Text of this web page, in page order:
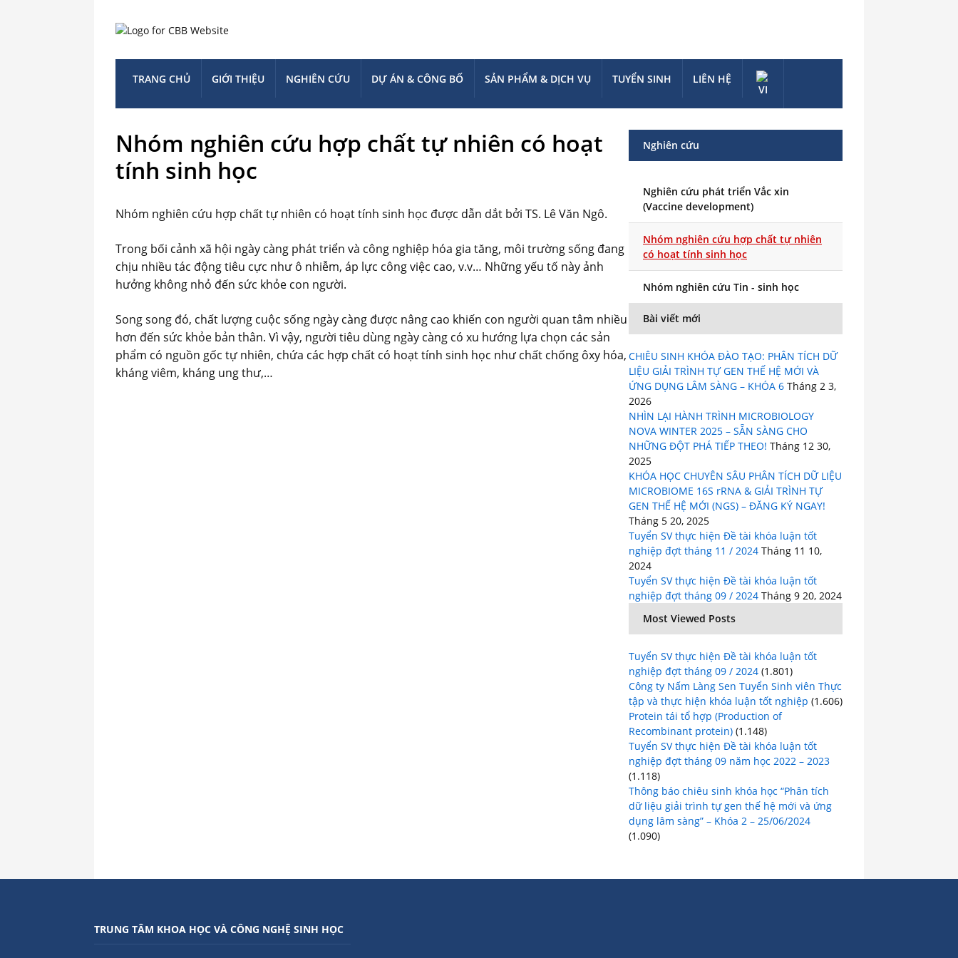
TRANG CHỦ GIỚI THIỆU NGHIÊN CỨU DỰ ÁN & CÔNG BỐ SẢN PHẨM & DỊCH VỤ TUYỂN SINH LIÊN HỆ
Nhóm nghiên cứu hợp chất tự nhiên có hoạt
tính sinh học
Nhóm nghiên cứu hợp chất tự nhiên có hoạt tính sinh học được dẫn dắt bởi TS. Lê Văn Ngô.
Trong bối cảnh xã hội ngày càng phát triển và công nghiệp hóa gia tăng, môi trường sống đang
chịu nhiều tác động tiêu cực như ô nhiễm, áp lực công việc cao, v.v… Những yếu tố này ảnh
hưởng không nhỏ đến sức khỏe con người.
Song song đó, chất lượng cuộc sống ngày càng được nâng cao khiến con người quan tâm nhiều
hơn đến sức khỏe bản thân. Vì vậy, người tiêu dùng ngày càng có xu hướng lựa chọn các sản
phẩm có nguồn gốc tự nhiên, chứa các hợp chất có hoạt tính sinh học như chất chống ôxy hóa,
kháng viêm, kháng ung thư,…
Nghiên cứu
Nghiên cứu phát triển Vắc xin
(Vaccine development)
Nhóm nghiên cứu hợp chất tự nhiên
có hoạt tính sinh học
Nhóm nghiên cứu Tin - sinh học
Bài viết mới
CHIÊU SINH KHÓA ĐÀO TẠO: PHÂN TÍCH DỮ
LIỆU GIẢI TRÌNH TỰ GEN THẾ HỆ MỚI VÀ
ỨNG DỤNG LÂM SÀNG – KHÓA 6 Tháng 2 3,
2026
NHÌN LẠI HÀNH TRÌNH MICROBIOLOGY
NOVA WINTER 2025 – SẴN SÀNG CHO
NHỮNG ĐỘT PHÁ TIẾP THEO! Tháng 12 30,
2025
KHÓA HỌC CHUYÊN SÂU PHÂN TÍCH DỮ LIỆU
MICROBIOME 16S rRNA & GIẢI TRÌNH TỰ
GEN THẾ HỆ MỚI (NGS) – ĐĂNG KÝ NGAY!
Tháng 5 20, 2025
Tuyển SV thực hiện Đề tài khóa luận tốt
nghiệp đợt tháng 11 / 2024 Tháng 11 10,
2024
Tuyển SV thực hiện Đề tài khóa luận tốt
nghiệp đợt tháng 09 / 2024 Tháng 9 20, 2024
Most Viewed Posts
Tuyển SV thực hiện Đề tài khóa luận tốt
nghiệp đợt tháng 09 / 2024 (1.801)
Công ty Nấm Làng Sen Tuyển Sinh viên Thực
tập và thực hiện khóa luận tốt nghiệp (1.606)
Protein tái tổ hợp (Production of
Recombinant protein) (1.148)
Tuyển SV thực hiện Đề tài khóa luận tốt
nghiệp đợt tháng 09 năm học 2022 – 2023
(1.118)
Thông báo chiêu sinh khóa học “Phân tích
dữ liệu giải trình tự gen thế hệ mới và ứng
dụng lâm sàng” – Khóa 2 – 25/06/2024
(1.090)
TRUNG TÂM KHOA HỌC VÀ CÔNG NGHỆ SINH HỌC